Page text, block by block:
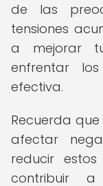
de las
tensiones
a mejorar
enfrentar
efectiva.
Recuerda
afectar
reducir
contribuir